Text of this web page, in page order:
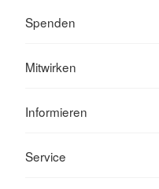
Spenden
Mitwirken
Informieren
Service